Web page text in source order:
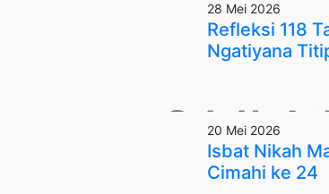
28 Mei 2026
Refleksi 118
Ngatiyana
20 Mei 2026
Isbat Nikah
Cimahi ke 24